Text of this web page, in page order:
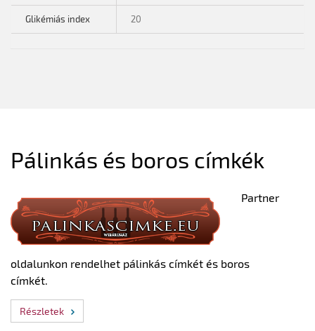
Glikémiás index 20
Pálinkás és boros címkék
Partner
oldalunkon rendelhet pálinkás címkét és boros
címkét.
Részletek